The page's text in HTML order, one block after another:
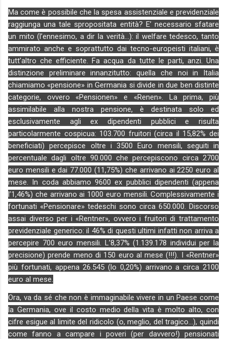
Ma come è possibile che la spesa assistenziale e previdenziale
raggiunga una tale spropositata entità? E’ necessario sfatare
un mito (l’ennesimo, a dir la verità…): il welfare tedesco, tanto
ammirato anche e soprattutto dai tecno-europeisti italiani, è
tutt’altro che efficiente. Fa acqua da tutte le parti, anzi. Una
distinzione preliminare innanzitutto: quella che noi in Italia
chiamiamo «pensione» in Germania si divide in due ben distinte
categorie, ovvero «Pensionen» e «Renen». La prima, più
assimilabile alla nostra pensione, è destinata solo ed
esclusivamente agli ex dipendenti pubblici e risulta
particolarmente cospicua: 103.700 fruitori (circa il 15,82% dei
beneficiati) percepisce oltre i 3500 Euro mensili, seguiti in
percentuale dagli oltre 90.000 che percepiscono circa 2700
euro mensili e dai 77.000 (11,75%) che arrivano ai 2250 euro al
mese. In coda abbiamo 9600 ex pubblici dipendenti (appena
l’1,46%) che arrivano ai 1000 euro mensili. Complessivamente i
fortunati «Pensionare» tedeschi sono circa 650.000. Discorso
assai diverso per i «Rentner», ovvero i fruitori di trattamento
previdenziale generico: il 46% di questi ultimi infatti non arriva a
percepire 700 euro mensili. L’8,37% (1.139.178 individui per la
precisione) prende meno di 150 euro al mese (!!!). I «Rentner»
più fortunati, appena 26.545 (lo 0,20%) arrivano a circa 2100
euro al mese.
Ora, va da sé che non è immaginabile vivere in un Paese come
la Germania, ove il costo medio della vita è molto alto, con
cifre esigue al limite del ridicolo (o, meglio, del tragico…), quindi
come fanno a campare i poveri (per davvero!) pensionati